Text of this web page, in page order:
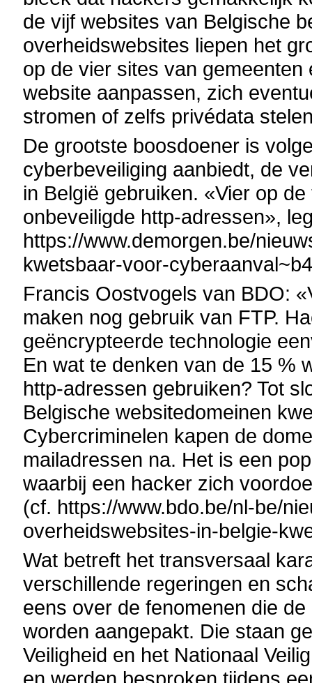
de vijf websites van Belgische
overheidswebsites liepen het
op de vier sites van
website aanpassen, zich
stromen of zelfs privédata
De grootste boosdoener is
cyber­beveiliging aanbiedt, de
in België gebruiken. «Vier op
onbeveiligde http-adressen»,
https://www.demorgen.be/
kwetsbaar-voor-
Francis Oostvogels van BDO:
maken nog gebruik van FTP.
geëncrypteerde technologie
En wat te denken van de 15 %
http-adressen gebruiken? Tot
Belgische websitedomeinen
Cybercriminelen kapen de
mailadressen na. Het is een
waarbij een hacker zich
(cf. https://www.bdo.be/nl-be/
overheidswebsites-in-belgie-
Wat betreft het transversaal
verschillende regeringen en
eens over de fenomenen die
worden aangepakt. Die staan
Veiligheid en het Nationaal